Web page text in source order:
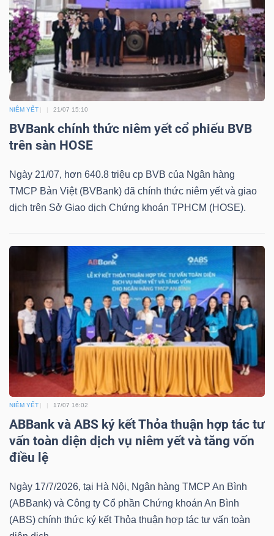
NIÊM YẾT 21/07 15:10
BVBank chính thức niêm yết cổ phiếu BVB
trên sàn HOSE
Ngày 21/07, hơn 640.8 triệu cp BVB của Ngân hàng
TMCP Bản Việt (BVBank) đã chính thức niêm yết và giao
dịch trên Sở Giao dịch Chứng khoán TPHCM (HOSE).
NIÊM YẾT 17/07 16:02
ABBank và ABS ký kết Thỏa thuận hợp tác tư
vấn toàn diện dịch vụ niêm yết và tăng vốn
điều lệ
Ngày 17/7/2026, tại Hà Nội, Ngân hàng TMCP An Bình
(ABBank) và Công ty Cổ phần Chứng khoán An Bình
(ABS) chính thức ký kết Thỏa thuận hợp tác tư vấn toàn
Mã
chứng
khoán
(-)
Tất cả Cổ phiếu Chỉ số Chứng chỉ quỹ Chứng
Lãnh
đạo
(-)
Tất cả Người nội bộ Người liên quan Cổ đông lớn
Tin
(-)
viết
của
tác
giả
(-)
Báo
cáo
phân
tích
Thuật